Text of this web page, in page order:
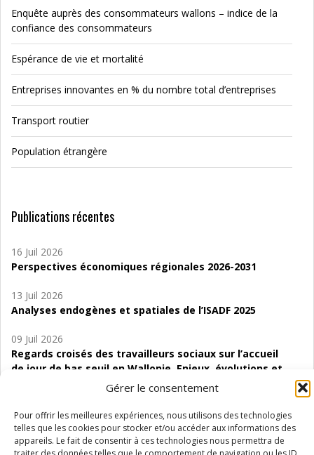
Gérer le consentement
Pour offrir les meilleures expériences, nous utilisons des technologies
telles que les cookies pour stocker et/ou accéder aux informations des
appareils. Le fait de consentir à ces technologies nous permettra de
Enquête auprès des consommateurs wallons – indice de la
confiance des consommateurs
Espérance de vie et mortalité
Entreprises innovantes en % du nombre total d’entreprises
Transport routier
Population étrangère
Publications récentes
16 Juil 2026
Perspectives économiques régionales 2026-2031
13 Juil 2026
Analyses endogènes et spatiales de l’ISADF 2025
09 Juil 2026
Regards croisés des travailleurs sociaux sur l’accueil
de jour de bas seuil en Wallonie. Enjeux, évolutions et
06 Juil 2026
Étude d’évaluabilité des Structures
d’accompagnement à l’autocréation d’emploi (SAACE)